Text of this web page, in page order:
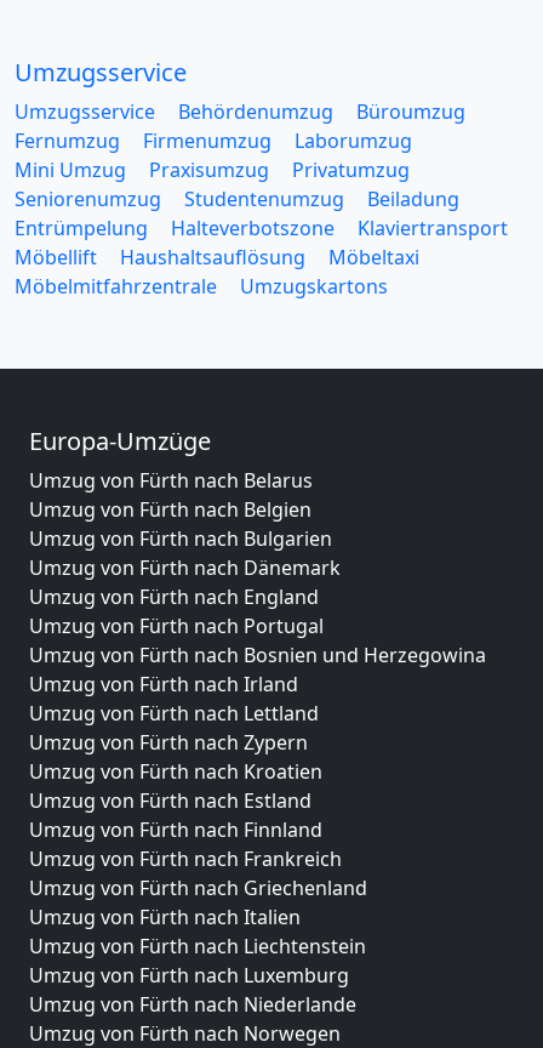
Umzugsservice
Umzugsservice Behördenumzug
Büroumzug
Fernumzug
Firmenumzug
Laborumzug
Mini Umzug
Praxisumzug
Privatumzug
Seniorenumzug
Studentenumzug
Beiladung
Entrümpelung
Halteverbotszone
Klaviertransport
Möbellift
Haushaltsauflösung
Möbeltaxi
Möbelmitfahrzentrale
Umzugskartons
Europa-Umzüge
Umzug von Fürth nach Belarus
Umzug von Fürth nach Belgien
Umzug von Fürth nach Bulgarien
Umzug von Fürth nach Dänemark
Umzug von Fürth nach England
Umzug von Fürth nach Portugal
Umzug von Fürth nach Bosnien und Herzegowina
Umzug von Fürth nach Irland
Umzug von Fürth nach Lettland
Umzug von Fürth nach Zypern
Umzug von Fürth nach Kroatien
Umzug von Fürth nach Estland
Umzug von Fürth nach Finnland
Umzug von Fürth nach Frankreich
Umzug von Fürth nach Griechenland
Umzug von Fürth nach Italien
Umzug von Fürth nach Liechtenstein
Umzug von Fürth nach Luxemburg
Umzug von Fürth nach Niederlande
Umzug von Fürth nach Norwegen